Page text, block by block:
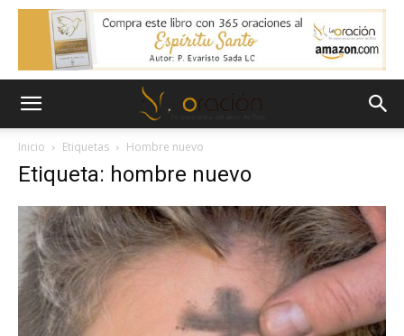
Inicio Etiquetas Hombre nuevo
Etiqueta: hombre nuevo